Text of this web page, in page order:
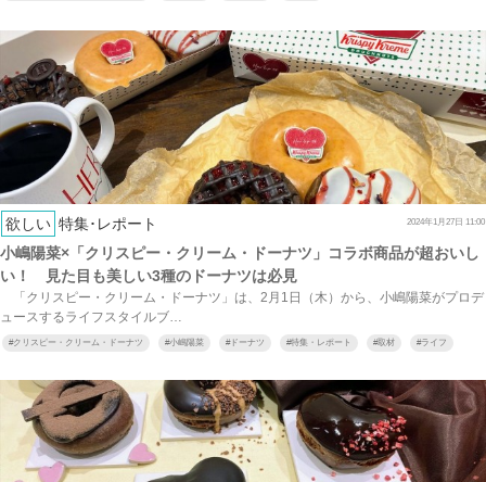
欲しい 特集･レポート 2024年1月27日 11:00
小嶋陽菜×「クリスピー・クリーム・ドーナツ」コラボ商品が超おいし
い！ 見た目も美しい3種のドーナツは必見
「クリスピー・クリーム・ドーナツ」は、2月1日（木）から、小嶋陽菜がプロデ
ュースするライフスタイルブ…
#クリスピー・クリーム・ドーナツ #小嶋陽菜 #ドーナツ #特集・レポート #取材 #ライフ